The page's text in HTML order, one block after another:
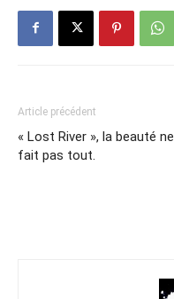
Article précédent
« Lost River », la beauté ne
fait pas tout.